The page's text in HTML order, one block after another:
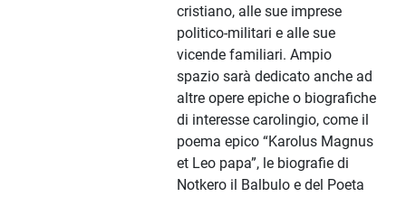
cristiano, alle sue imprese
politico-militari e alle sue
vicende familiari. Ampio
spazio sarà dedicato anche ad
altre opere epiche o biografiche
di interesse carolingio, come il
poema epico “Karolus Magnus
et Leo papa”, le biografie di
Notkero il Balbulo e del Poeta